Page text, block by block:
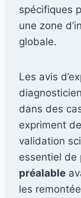
spécifiques
une zone
globale.
Les avis
dans des
expriment
validation
essentiel de
préalable
les